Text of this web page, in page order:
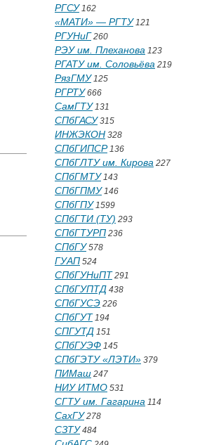
РГСУ162
«МАТИ» — РГТУ121
РГУНиГ 260
РЭУ им. Плеханова 123
РГАТУ им. Соловьёва 219
РязГМУ125
РГРТУ666
СамГТУ131
СПбГАСУ315
ИНЖЭКОН 328
СПбГИПСР136
СПбГЛТУ им. Кирова 227
СПбГМТУ143
СПбГПМУ146
СПбГПУ1599
СПбГТИ (ТУ) 293
СПбГТУРП 236
СПбГУ578
ГУАП 524
СПбГУНиПТ 291
СПбГУПТД 438
СПбГУСЭ 226
СПбГУТ 194
СПГУТД 151
СПбГУЭФ 145
СПбГЭТУ «ЛЭТИ» 379
ПИМаш 247
НИУ ИТМО 531
СГТУ им. Гагарина 114
СахГУ278
СЗТУ484